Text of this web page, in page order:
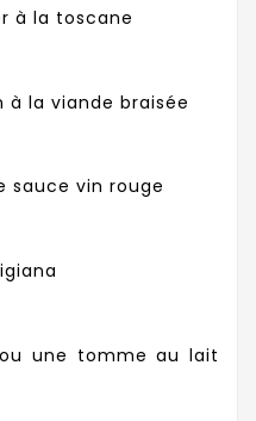
à la toscane
à la viande braisée
sauce vin rouge
une tomme au lait